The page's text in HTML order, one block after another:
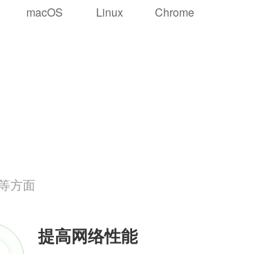
macOS Linux Chrome
方面
提高网络性能